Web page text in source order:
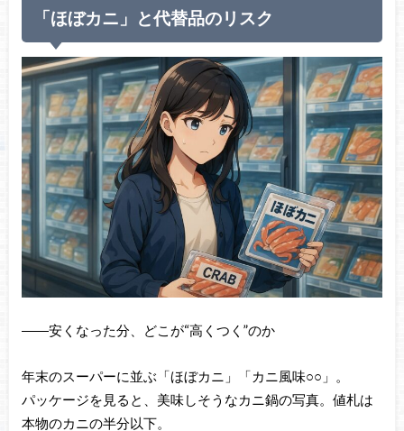
「ほぼカニ」と代替品のリスク
――安くなった分、どこが“高くつく”のか
年末のスーパーに並ぶ「ほぼカニ」「カニ風味○○」。
パッケージを見ると、美味しそうなカニ鍋の写真。値札は
本物のカニの半分以下。